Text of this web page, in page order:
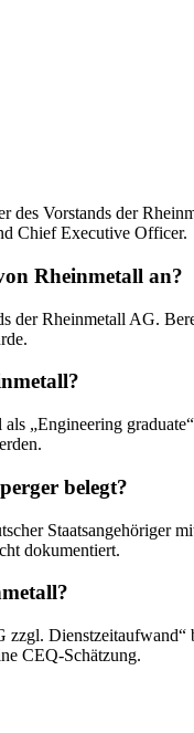
des Vorstands der
Chief Executive Officer.
Rheinmetall an?
der Rheinmetall AG.
„Engineering
belegt?
Staatsangehöriger
dokumentiert.
CEQ-Schätzung.